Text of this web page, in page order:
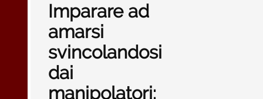
Imparare ad
amarsi
svincolandosi
dai
manipolatori: